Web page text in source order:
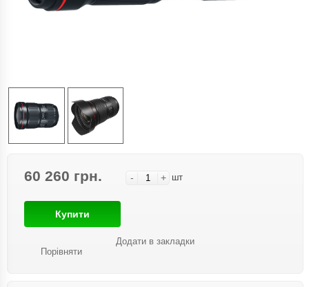
60 260 грн. - + шт
Купити
Порівняти
Додати в закладки